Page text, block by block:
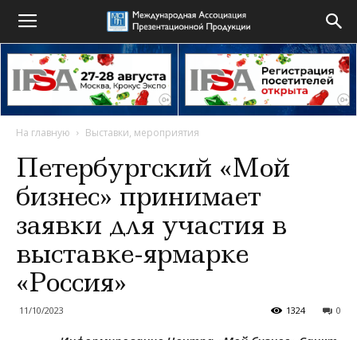
На главную Выставки, мероприятия
Петербургский «Мой
бизнес» принимает
заявки для участия в
выставке-ярмарке
«Россия»
11/10/2023 0
1324